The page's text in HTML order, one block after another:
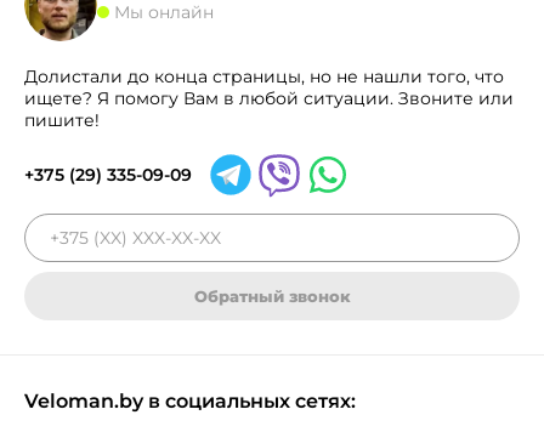
Мы онлайн
Долистали до конца страницы, но не нашли того, что
ищете? Я помогу Вам в любой ситуации. Звоните или
пишите!
+375 (29) 335-09-09
Обратный звонок
Veloman.by в социальных сетях: